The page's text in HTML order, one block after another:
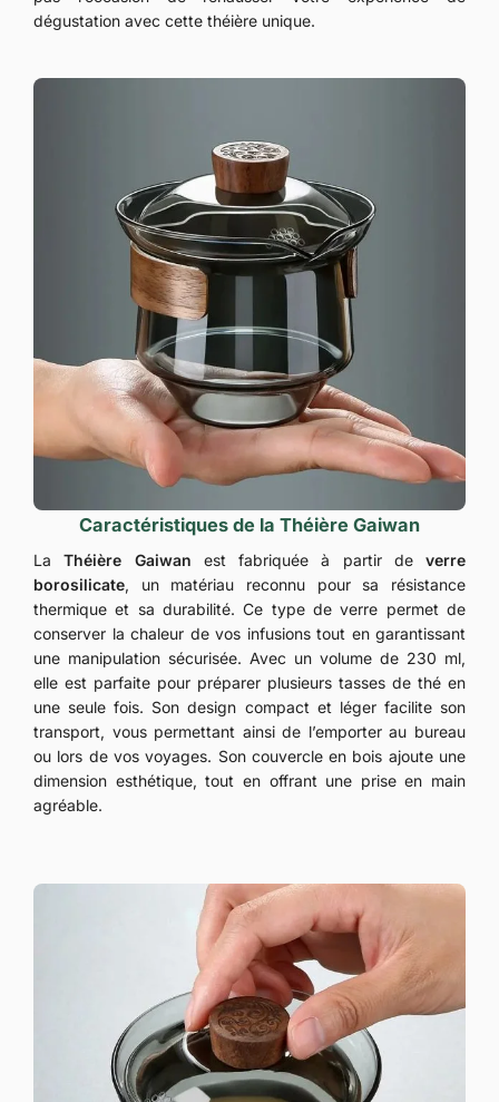
dégustation avec cette théière unique.
Caractéristiques de la Théière Gaiwan
LaThéière Gaiwan est fabriquée à partir de verre
borosilicate, un matériau reconnu pour sa résistance
thermique et sa durabilité. Ce type de verre permet de
conserver la chaleur de vos infusions tout en garantissant
une manipulation sécurisée. Avec un volume de 230 ml,
elle est parfaite pour préparer plusieurs tasses de thé en
une seule fois. Son design compact et léger facilite son
transport, vous permettant ainsi de l’emporter au bureau
ou lors de vos voyages. Son couvercle en bois ajoute une
dimension esthétique, tout en offrant une prise en main
agréable.